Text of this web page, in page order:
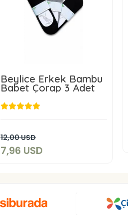
Beylice Erkek Bambu
Babet Çorap 3 Adet
12,00 USD
7,96 USD